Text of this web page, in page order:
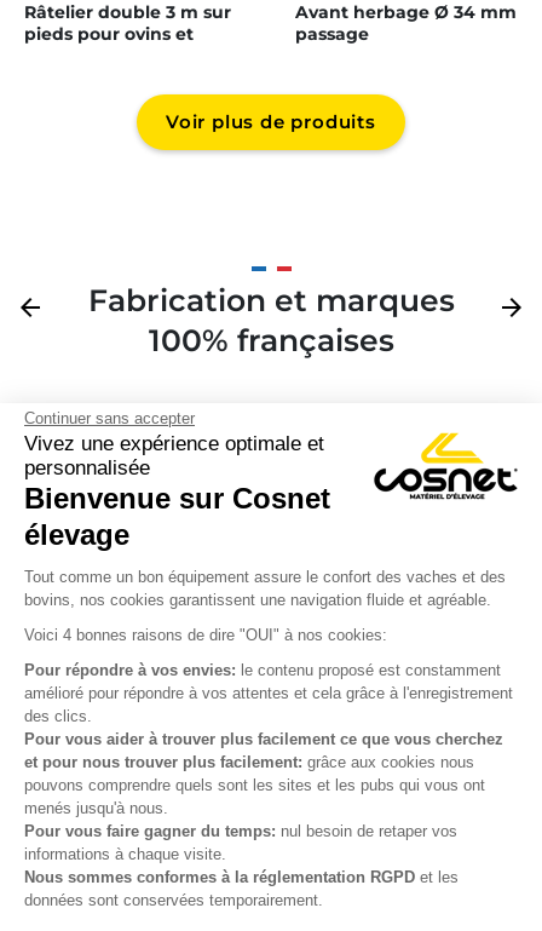
Continuer sans accepter
Vivez une expérience optimale et
personnalisée
Bienvenue sur Cosnet
élevage
Tout comme un bon équipement assure le confort des vaches et des
bovins, nos cookies garantissent une navigation fluide et agréable.
Voici 4 bonnes raisons de dire "OUI" à nos cookies:
Pour répondre à vos envies: le contenu proposé est constamment
amélioré pour répondre à vos attentes et cela grâce à l'enregistrement
des clics.
Pour vous aider à trouver plus facilement ce que vous cherchez
et pour nous trouver plus facilement: grâce aux cookies nous
pouvons comprendre quels sont les sites et les pubs qui vous ont
menés jusqu'à nous.
Pour vous faire gagner du temps: nul besoin de retaper vos
informations à chaque visite.
Nous sommes conformes à la réglementation RGPD et les
données sont conservées temporairement.
Râtelier double 3 m sur
pieds pour ovins et
Avant herbage Ø 34 mm
passage
Voir plus de produits
Précédent
arrow_back
Fabrication et marques
100% françaises
arrow_forward
Produits
Notre société
Votre compte
Informations